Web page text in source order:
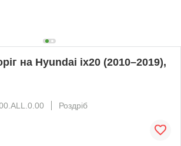
на Hyundai ix20 (2010–2019),
Роздріб